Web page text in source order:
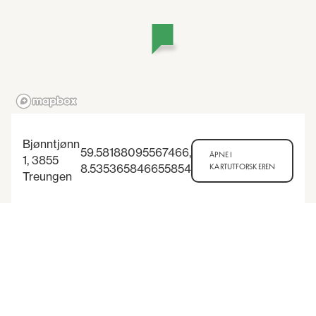
Bjønntjønn
1, 3855
Treungen
59.58188095567466,
8.535365846655854
ÅPNE I
KARTUTFORSKEREN